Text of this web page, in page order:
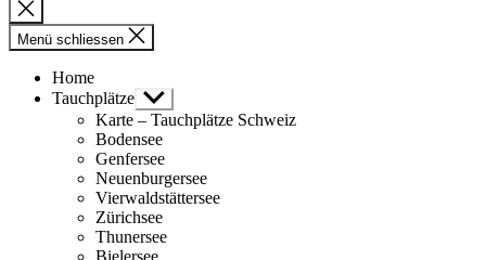
Suche
schliessen
Menü schliessen
Home
Tauchplätze Untermenü
anzeigen
Karte – Tauchplätze Schweiz
Bodensee
Genfersee
Neuenburgersee
Vierwaldstättersee
Zürichsee
Thunersee
Bielersee